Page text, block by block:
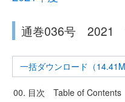
通巻036号 2021
一括ダウンロード（
目次 Table of Contents